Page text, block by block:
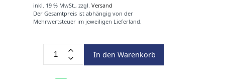
inkl. 19 % MwSt., zzgl. Versand
Der Gesamtpreis ist abhängig von der
Mehrwertsteuer im jeweiligen Lieferland.
In den Warenkorb